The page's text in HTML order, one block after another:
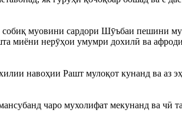
собиқ муовини сардори Шӯъбаи пешини
миёни нерӯҳои умумри дохилӣ ва
навоҳии Рашт мулоқот кунанд ва аз
чаро мухолифат мекунанд ва чӣ